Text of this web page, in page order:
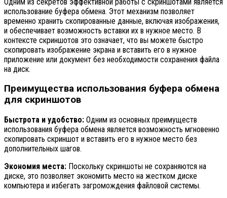
использование буфера обмена. Этот механизм позволяет
временно хранить скопированные данные, включая изображения,
и обеспечивает возможность вставки их в нужное место. В
контексте скриншотов это означает, что вы можете быстро
скопировать изображение экрана и вставить его в нужное
приложение или документ без необходимости сохранения файла
на диск.
Преимущества использования буфера обмена
для скриншотов
Быстрота и удобство: Одним из основных преимуществ
использования буфера обмена является возможность мгновенно
скопировать скриншот и вставить его в нужное место без
дополнительных шагов.
Экономия места: Поскольку скриншоты не сохраняются на
диске, это позволяет экономить место на жестком диске
компьютера и избегать загромождения файловой системы.